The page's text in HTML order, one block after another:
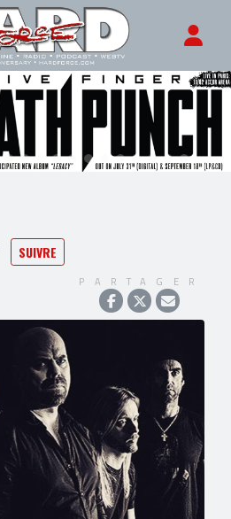
SUIVRE
PARTAGER